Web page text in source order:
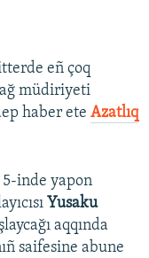
eñ çoq
ağ müdiriyeti
haber ete Azatlıq
5-inde yapon
Yusaku
aqqında
saifesine abune